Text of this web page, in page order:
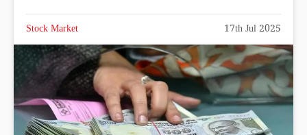
Stock Market 17th Jul 2025